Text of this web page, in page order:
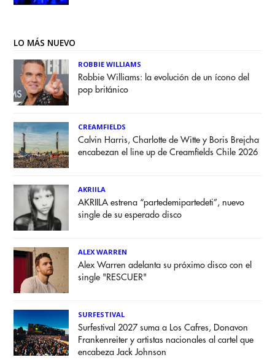
LO MÁS NUEVO
ROBBIE WILLIAMS
Robbie Williams: la evolución de un ícono del
pop británico
CREAMFIELDS
Calvin Harris, Charlotte de Witte y Boris Brejcha
encabezan el line up de Creamfields Chile 2026
AKRIILA
AKRIILA estrena “partedemipartedeti”, nuevo
single de su esperado disco
ALEX WARREN
Alex Warren adelanta su próximo disco con el
single "RESCUER"
SURFESTIVAL
Surfestival 2027 suma a Los Cafres, Donavon
Frankenreiter y artistas nacionales al cartel que
encabeza Jack Johnson